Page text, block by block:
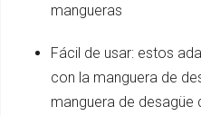
mangueras
Fácil de usar: estos
con la manguera de
manguera de desagüe